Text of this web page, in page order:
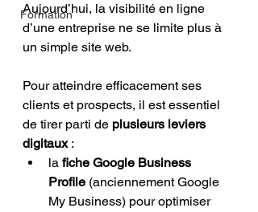
Formation
Aujourd’hui, la visibilité en ligne
d’une entreprise ne se limite plus à
un simple site web.
Pour atteindre efficacement ses
clients et prospects, il est essentiel
de tirer parti de plusieurs leviers
digitaux :
la fiche Google Business
Profile (anciennement Google
My Business) pour optimiser